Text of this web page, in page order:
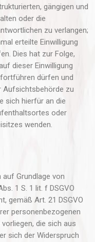
gängigen und
oder die
zu verlangen;
erteilte Einwilligung
Dies hat zur Folge,
dieser Einwilligung
dürfen und
Aufsichtsbehörde zu
sich hierfür an die
oder
wenden.
Grundlage von
1 S. 1 lit. f DSGVO
gemäß Art. 21 DSGVO
personenbezogenen
die sich aus
sich der Widerspruch